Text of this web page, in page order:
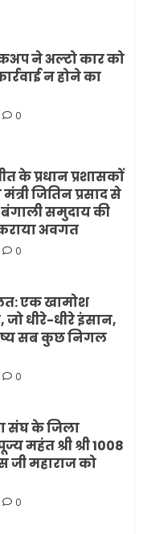
ने अल्टो कार को
न होने का
0
के प्रधान प्रशासकों
जितिन प्रसाद से
समुदाय की
अवगत
0
एक खामोश
जो धीरे-धीरे इंसान,
सब कुछ निगल
0
संघ के जिला
महंत श्री श्री 1008
जी महाराज को
0